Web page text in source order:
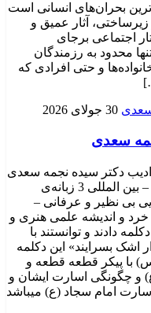
بحران‌های انسانی است
آثار عمیق و
اجتماعی برجای
محدود به رزمندگان
و حتی افرادی که
30 جولای 2026
سعدی
ادیب دکتر سیده نجمه سعدی
نظریه پرداز و شخصیت تراز اول علمی – بین المللی 3 زبانه‌ی
بی نظیر و عرفانی –
خرد و اندیشه علمی هنری و
دادند و توانستند با
اشک بسرایند» این دکلمه
با پیکر قطعه قطعه و
و چگونگی اسارت ایشان و
امام سجاد (ع) میباشد